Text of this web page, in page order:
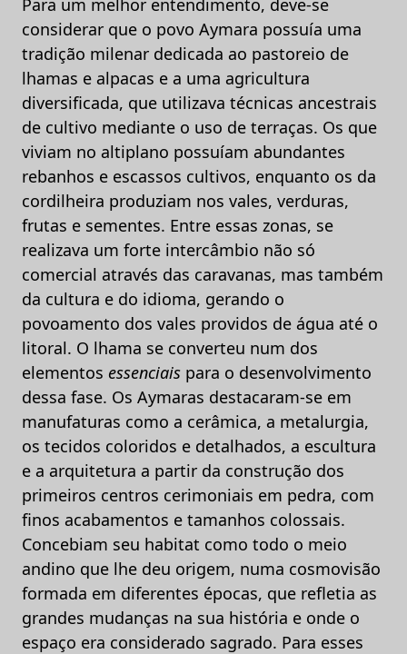
Para um melhor entendimento, deve-se
considerar que o povo Aymara possuía uma
tradição milenar dedicada ao pastoreio de
lhamas e alpacas e a uma agricultura
diversificada, que utilizava técnicas ancestrais
de cultivo mediante o uso de terraças. Os que
viviam no altiplano possuíam abundantes
rebanhos e escassos cultivos, enquanto os da
cordilheira produziam nos vales, verduras,
frutas e sementes. Entre essas zonas, se
realizava um forte intercâmbio não só
comercial através das caravanas, mas também
da cultura e do idioma, gerando o
povoamento dos vales providos de água até o
litoral. O lhama se converteu num dos
elementos essenciais para o desenvolvimento
dessa fase. Os Aymaras destacaram-se em
manufaturas como a cerâmica, a metalurgia,
os tecidos coloridos e detalhados, a escultura
e a arquitetura a partir da construção dos
primeiros centros cerimoniais em pedra, com
finos acabamentos e tamanhos colossais.
Concebiam seu habitat como todo o meio
andino que lhe deu origem, numa cosmovisão
formada em diferentes épocas, que refletia as
grandes mudanças na sua história e onde o
espaço era considerado sagrado. Para esses